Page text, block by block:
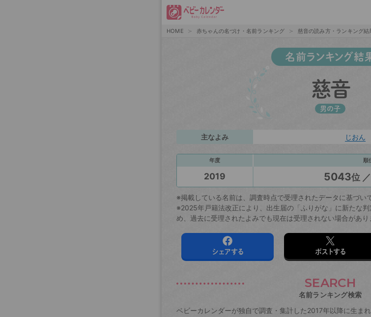
HOME 赤ちゃんの名づけ・名前ランキング 慈音の読み方・ランキング結
名前ランキング結
慈音
男の子
主なよみ じおん
年度 順
2019 5043位
※掲載している名前は、調査時点で受理されたデータに基づい
※2025年戸籍法改正により、出生届の「ふりがな」に新たな
め、過去に受理されたよみでも現在は受理されない場合があり
シェアする ポストする
SEARCH
名前ランキング検索
ベビーカレンダーが独自で調査・集計した2017年以降に生ま